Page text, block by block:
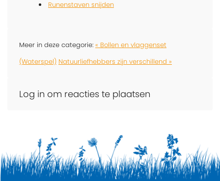
Runenstaven snijden
Meer in deze categorie: « Bollen en vlaggenset
(Waterspel) Natuurliefhebbers zijn verschillend »
Log in om reacties te plaatsen